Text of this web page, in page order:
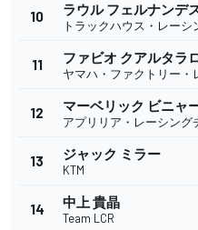
10 ラウル フェルナンデ
トラックハウス・レーシ
11 ファビオ クアルタラ
ヤマハ・ファクトリー・
12 マーベリック ビニャ
アプリリア・レーシング
13 ジャック ミラー
KTM
14 中上 貴晶
Team LCR